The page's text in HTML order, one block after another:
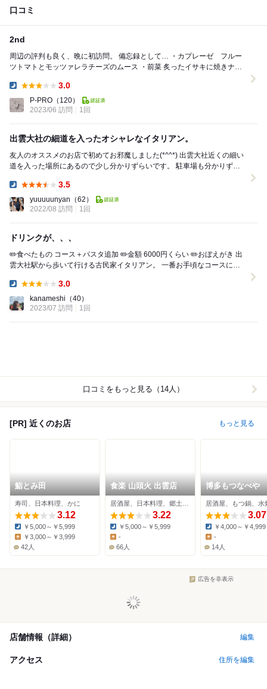
口コミ
2nd
周辺の評判も良く、晩に初訪問。 備忘録として… ・カプレーゼ フルー
ツトマトとモッツァレラチーズのムース ・前菜 炙ったイサキに焼きナス
3.0
P-PRO （120）
2023/06 訪問
1回
出雲大社の細道を入ったオシャレなイタリアン。
友人のオススメのお店で初めてお邪魔しました(*^^*) 出雲大社近くの細い
道を入った場所にあるので少し分かりずらいです。 駐車場も分かりずら
3.5
yuuuuunyan （62）
2022/08 訪問
1回
ドリンクが、、、
✏️食べたもの コース＋パスタ追加 ✏️金額 6000円くらい ✏️おぼえがき 出
雲大社駅から歩いて行ける古民家イタリアン。 一番お手頃なコースにし
3.0
kanameshi （40）
2023/07 訪問
1回
口コミをもっと見る（14人）
[PR] 近くのお店 もっと見る
鮨とみ田
寿司、日本料理、かに
3.12
Dinner:
￥5,000～￥5,999
Lunch:
￥3,000～￥3,999
42人
食楽 山頭火 出雲店
3.22
Dinner:
￥5,000～￥5,999
Lunch:
-
66人
博多もつなべや
居酒屋、もつ鍋、水
3.07
Dinner:
￥4,000～￥4,999
Lunch:
-
14人
広告を非表示
店舗情報（詳細） 編集
アクセス 住所を編集